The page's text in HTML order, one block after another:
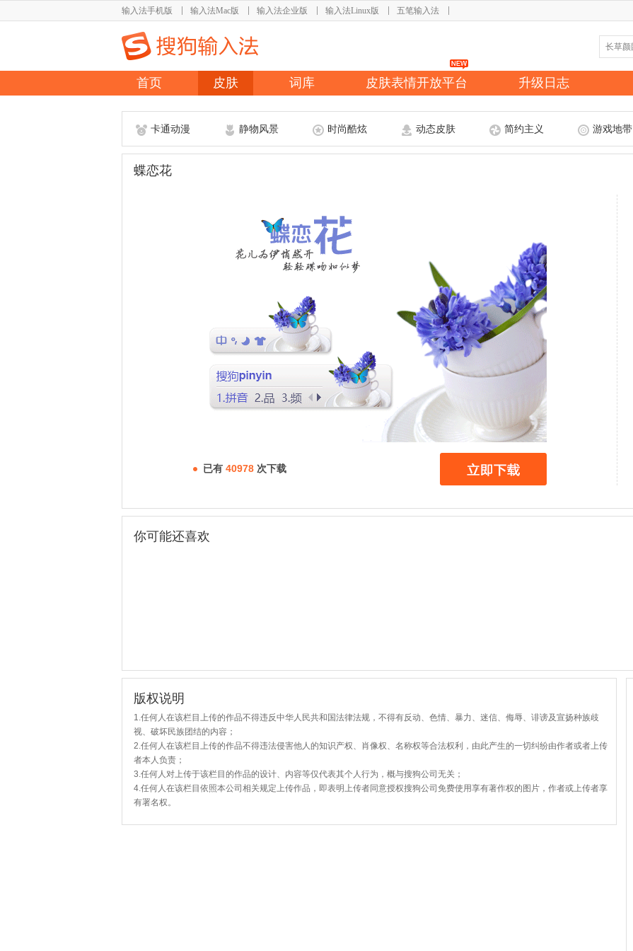
输入法手机版 输入法Mac版 输入法企业版 输入法Linux版 五笔输入法
首页 皮肤 词库 皮肤表情开放平台 升级日志
卡通动漫 静物风景 时尚酷炫 动态皮肤 简约主义 游戏地带
蝶恋花
已有 40978 次下载
你可能还喜欢
版权说明
1.任何人在该栏目上传的作品不得违反中华人民共和国法律法规，不得有反动、色情、暴力、迷信、侮辱、诽谤及宣扬种族歧
视、破坏民族团结的内容；
2.任何人在该栏目上传的作品不得违法侵害他人的知识产权、肖像权、名称权等合法权利，由此产生的一切纠纷由作者或者上传
者本人负责；
3.任何人对上传于该栏目的作品的设计、内容等仅代表其个人行为，概与搜狗公司无关；
4.任何人在该栏目依照本公司相关规定上传作品，即表明上传者同意授权搜狗公司免费使用享有著作权的图片，作者或上传者享
有署名权。